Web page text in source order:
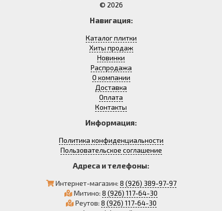
© 2026
Навигация:
Каталог плитки
Хиты продаж
Новинки
Распродажа
О компании
Доставка
Оплата
Контакты
Информация:
Политика конфиденциальности
Пользовательское соглашение
Адреса и телефоны:
Интернет-магазин: 8 (926) 389-97-97
Митино: 8 (926) 117-64-30
Реутов: 8 (926) 117-64-30